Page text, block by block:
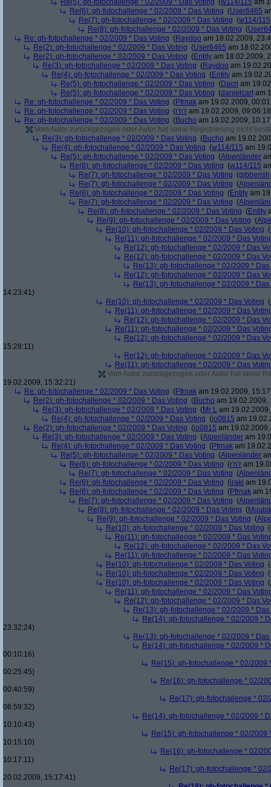
Re(5): gh-fotochallenge * 02/2009 * Das Voting (w114/115 am
Re(6): gh-fotochallenge * 02/2009 * Das Voting (User6465
Re(7): gh-fotochallenge * 02/2009 * Das Voting (w114/115
Re(8): gh-fotochallenge * 02/2009 * Das Voting (
Re: gh-fotochallenge * 02/2009 * Das Voting (Raydoo am 18.02.2009,
Re(2): gh-fotochallenge * 02/2009 * Das Voting (User6465 am
Re(2): gh-fotochallenge * 02/2009 * Das Voting (Entity am 18.02.2009,
Re(3): gh-fotochallenge * 02/2009 * Das Voting (Raydoo am
Re(4): gh-fotochallenge * 02/2009 * Das Voting (Entity am
Re(5): gh-fotochallenge * 02/2009 * Das Voting (Dacri am
Re(5): gh-fotochallenge * 02/2009 * Das Voting (danielcart am
Re: gh-fotochallenge * 02/2009 * Das Voting (Pfrnak am 19.02.2009,
Re: gh-fotochallenge * 02/2009 * Das Voting (r'n'r am 19.02.2009,
Re: gh-fotochallenge * 02/2009 * Das Voting (Bucho am 19.02.2009,
Vom Autor zurückgezogen oder Autor hat seine Registrierung nicht
Re(3): gh-fotochallenge * 02/2009 * Das Voting (Bucho am
Re(4): gh-fotochallenge * 02/2009 * Das Voting (w114/115 am
Re(5): gh-fotochallenge * 02/2009 * Das Voting (Alpenländer
Re(6): gh-fotochallenge * 02/2009 * Das Voting (w114/115
Re(7): gh-fotochallenge * 02/2009 * Das Voting (gibberish
Re(7): gh-fotochallenge * 02/2009 * Das Voting (
Re(6): gh-fotochallenge * 02/2009 * Das Voting (Entity am
Re(7): gh-fotochallenge * 02/2009 * Das Voting (
Re(8): gh-fotochallenge * 02/2009 * Das Voting (Entity
Re(9): gh-fotochallenge * 02/2009 * Das Voting (
Re(10): gh-fotochallenge * 02/2009 * Das Voting (
Re(11): gh-fotochallenge * 02/2009 * Das
Re(12): gh-fotochallenge * 02/2009 * Das
Re(12): gh-fotochallenge * 02/2009 * Das
Re(13): gh-fotochallenge * 02/2009 * Das
Re(12): gh-fotochallenge * 02/2009 * Das
Re(13): gh-fotochallenge * 02/2009 * Das
14:23:41)
Re(10): gh-fotochallenge * 02/2009 * Das Voting (
Re(11): gh-fotochallenge * 02/2009 * Das
Re(12): gh-fotochallenge * 02/2009 * Das
Re(11): gh-fotochallenge * 02/2009 * Das
Re(12): gh-fotochallenge * 02/2009 * Das
15:28:11)
Re(12): gh-fotochallenge * 02/2009 * Das
Re(11): gh-fotochallenge * 02/2009 * Das
Vom Autor zurückgezogen oder Autor hat seine
19.02.2009, 15:32:21)
Re: gh-fotochallenge * 02/2009 * Das Voting (Pfrnak am 19.02.2009,
Re(2): gh-fotochallenge * 02/2009 * Das Voting (Bucho am 19.02.2009,
Re(3): gh-fotochallenge * 02/2009 * Das Voting (Mr L am
Re(4): gh-fotochallenge * 02/2009 * Das Voting (jo0815 am
Re(2): gh-fotochallenge * 02/2009 * Das Voting (jo0815 am
Re(3): gh-fotochallenge * 02/2009 * Das Voting (Alpenländer am
Re(4): gh-fotochallenge * 02/2009 * Das Voting (Pfrnak am
Re(5): gh-fotochallenge * 02/2009 * Das Voting (Alpenländer
Re(6): gh-fotochallenge * 02/2009 * Das Voting (r'n'r am
Re(7): gh-fotochallenge * 02/2009 * Das Voting (
Re(6): gh-fotochallenge * 02/2009 * Das Voting (iraki am
Re(6): gh-fotochallenge * 02/2009 * Das Voting (Pfrnak am
Re(7): gh-fotochallenge * 02/2009 * Das Voting (
Re(8): gh-fotochallenge * 02/2009 * Das Voting (
Re(9): gh-fotochallenge * 02/2009 * Das Voting (
Re(10): gh-fotochallenge * 02/2009 * Das Voting (
Re(11): gh-fotochallenge * 02/2009 * Das
Re(12): gh-fotochallenge * 02/2009 * Das
Re(11): gh-fotochallenge * 02/2009 * Das
Re(10): gh-fotochallenge * 02/2009 * Das Voting (
Re(10): gh-fotochallenge * 02/2009 * Das Voting (
Re(10): gh-fotochallenge * 02/2009 * Das Voting (
Re(11): gh-fotochallenge * 02/2009 * Das
Re(12): gh-fotochallenge * 02/2009 * Das
Re(13): gh-fotochallenge * 02/2009 * Das
Re(14): gh-fotochallenge * 02/2009 *
23:32:24)
Re(13): gh-fotochallenge * 02/2009 * Das
Re(14): gh-fotochallenge * 02/2009 *
00:10:16)
Re(15): gh-fotochallenge * 02/2009
00:25:45)
Re(16): gh-fotochallenge * 02/
00:40:59)
Re(17): gh-fotochallenge *
06:59:32)
Re(14): gh-fotochallenge * 02/2009 *
10:10:43)
Re(15): gh-fotochallenge * 02/2009
10:15:10)
Re(16): gh-fotochallenge * 02/
10:17:11)
Re(17): gh-fotochallenge *
20.02.2009, 15:17:41)